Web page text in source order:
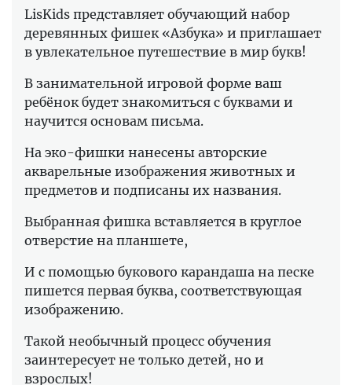
LisKids представляет обучающий набор
деревянных фишек «Азбука» и приглашает
в увлекательное путешествие в мир букв!
В занимательной игровой форме ваш
ребёнок будет знакомиться с буквами и
научится основам письма.
На эко-фишки нанесены авторские
акварельные изображения животных и
предметов и подписаны их названия.
Выбранная фишка вставляется в круглое
отверстие на планшете,
И с помощью букового карандаша на песке
пишется первая буква, соответствующая
изображению.
Такой необычный процесс обучения
заинтересует не только детей, но и
взрослых!